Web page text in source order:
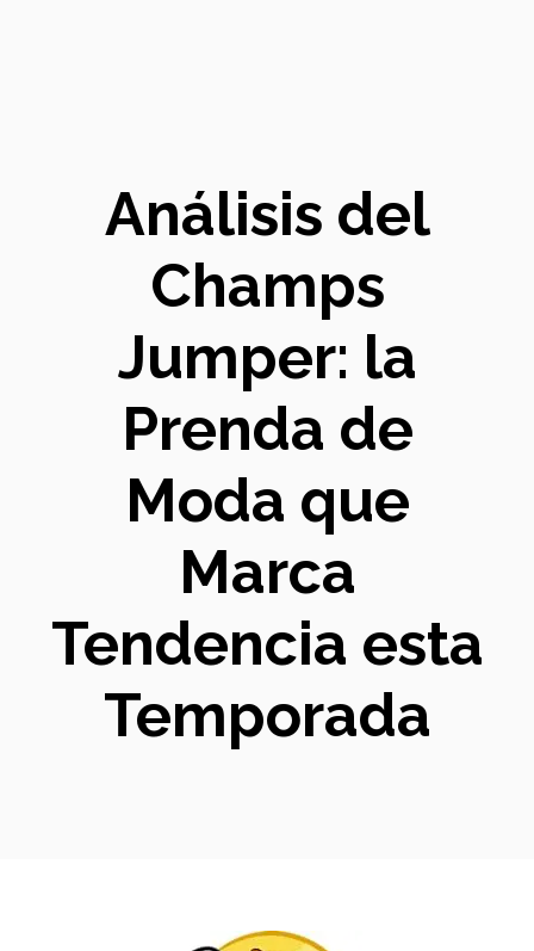
Análisis del
Champs
Jumper: la
Prenda de
Moda que
Marca
Tendencia esta
Temporada